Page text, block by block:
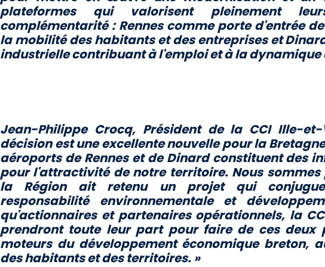
plateformes qui valorisent pleinement
complémentarité : Rennes comme porte d'entrée
la mobilité des habitants et des entreprises et
industrielle contribuant à l'emploi et à la
Jean-Philippe Crocq, Président de la CCI Ille-
décision est une excellente nouvelle pour la
aéroports de Rennes et de Dinard constituent des
pour l'attractivité de notre territoire. Nous
la Région ait retenu un projet qui conjugue
responsabilité environnementale et
qu'actionnaires et partenaires opérationnels, la
prendront toute leur part pour faire de ces deux
moteurs du développement économique breton,
des habitants et des territoires.»